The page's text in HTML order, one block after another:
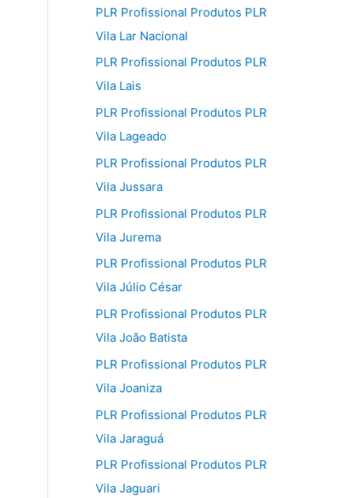
PLR Profissional Produtos PLR
Vila Lar Nacional
PLR Profissional Produtos PLR
Vila Lais
PLR Profissional Produtos PLR
Vila Lageado
PLR Profissional Produtos PLR
Vila Jussara
PLR Profissional Produtos PLR
Vila Jurema
PLR Profissional Produtos PLR
Vila Júlio César
PLR Profissional Produtos PLR
Vila João Batista
PLR Profissional Produtos PLR
Vila Joaniza
PLR Profissional Produtos PLR
Vila Jaraguá
PLR Profissional Produtos PLR
Vila Jaguari